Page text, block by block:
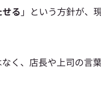
る 」という方針が、
く、店長や上司の言